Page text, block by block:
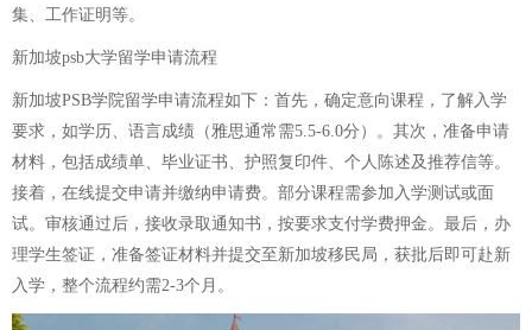
集、工作证明等。
新加坡psb大学留学申请流程
新加坡PSB学院留学申请流程如下：首先，确定意向课程，了解入学
要求，如学历、语言成绩（雅思通常需5.5-6.0分）。其次，准备申请
材料，包括成绩单、毕业证书、护照复印件、个人陈述及推荐信等。
接着，在线提交申请并缴纳申请费。部分课程需参加入学测试或面
试。审核通过后，接收录取通知书，按要求支付学费押金。最后，办
理学生签证，准备签证材料并提交至新加坡移民局，获批后即可赴新
入学，整个流程约需2-3个月。